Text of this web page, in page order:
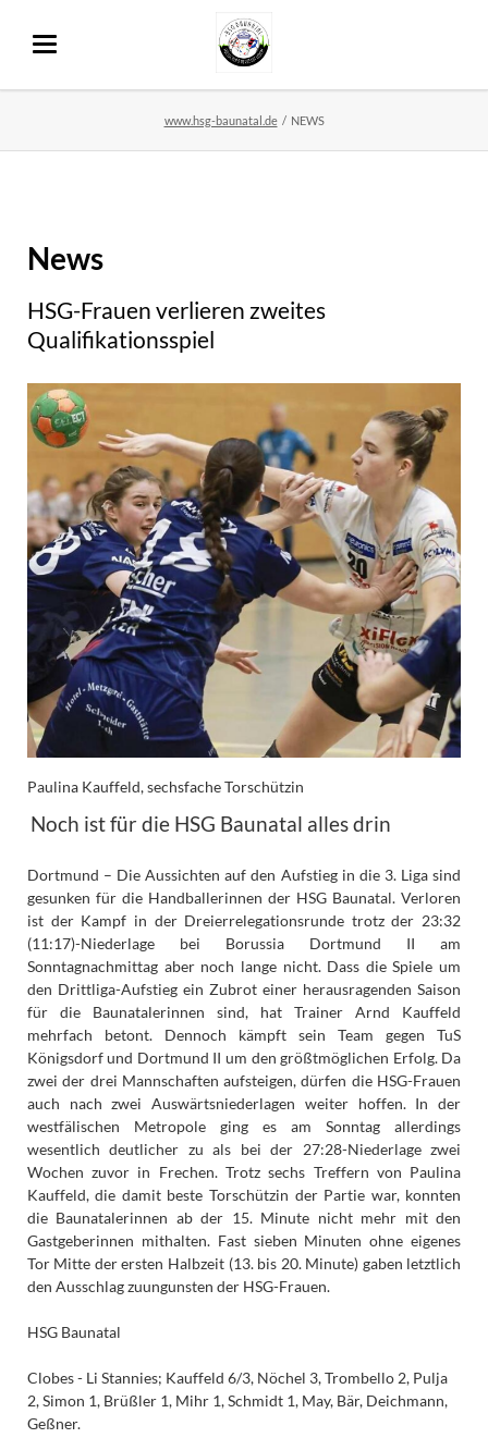
www.hsg-baunatal.de NEWS
News
HSG-Frauen verlieren zweites
Qualifikationsspiel
Paulina Kauffeld, sechsfache Torschützin
Noch ist für die HSG Baunatal alles drin
Dortmund – Die Aussichten auf den Aufstieg in die 3. Liga sind
gesunken für die Handballerinnen der HSG Baunatal. Verloren
ist der Kampf in der Dreierrelegationsrunde trotz der 23:32
(11:17)-Niederlage bei Borussia Dortmund II am
Sonntagnachmittag aber noch lange nicht. Dass die Spiele um
den Drittliga-Aufstieg ein Zubrot einer herausragenden Saison
für die Baunatalerinnen sind, hat Trainer Arnd Kauffeld
mehrfach betont. Dennoch kämpft sein Team gegen TuS
Königsdorf und Dortmund II um den größtmöglichen Erfolg. Da
zwei der drei Mannschaften aufsteigen, dürfen die HSG-Frauen
auch nach zwei Auswärtsniederlagen weiter hoffen. In der
westfälischen Metropole ging es am Sonntag allerdings
wesentlich deutlicher zu als bei der 27:28-Niederlage zwei
Wochen zuvor in Frechen. Trotz sechs Treffern von Paulina
Kauffeld, die damit beste Torschützin der Partie war, konnten
die Baunatalerinnen ab der 15. Minute nicht mehr mit den
Gastgeberinnen mithalten. Fast sieben Minuten ohne eigenes
Tor Mitte der ersten Halbzeit (13. bis 20. Minute) gaben letztlich
den Ausschlag zuungunsten der HSG-Frauen.
HSG Baunatal
Clobes - Li Stannies; Kauffeld 6/3, Nöchel 3, Trombello 2, Pulja
2, Simon 1, Brüßler 1, Mihr 1, Schmidt 1, May, Bär, Deichmann,
Geßner.